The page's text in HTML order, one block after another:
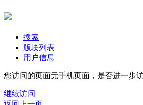
搜索
版块列表
用户信息
您访问的页面无手机页面，是否进一步
继续访问